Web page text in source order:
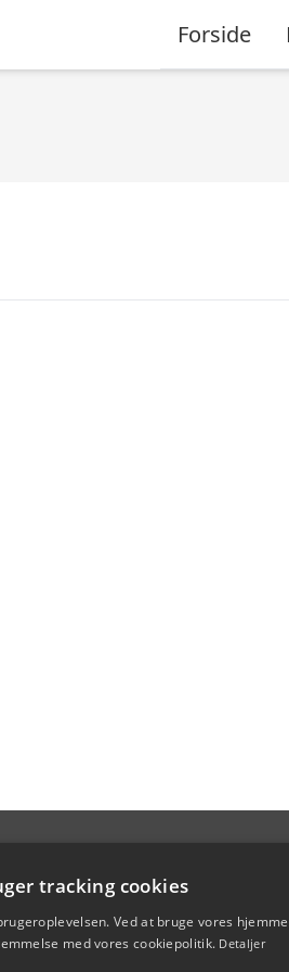
Forside
tracking cookies
Ved at bruge vores
med vores cookiepolitik. Detaljer